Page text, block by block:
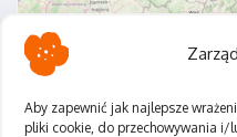
Aby zapewnić jak najlepsze
pliki cookie, do przechowywania